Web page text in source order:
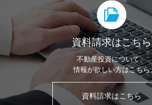
資料請求はこちら
不動産投資について、
情報が欲しい方はこちら
資料請求はこちら